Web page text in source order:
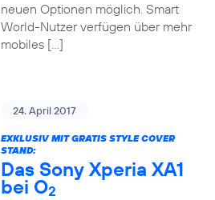
neuen Optionen möglich. Smart
World-Nutzer verfügen über mehr
mobiles […]
24. April 2017
EXKLUSIV MIT GRATIS STYLE COVER
STAND:
Das Sony Xperia XA1
bei O2